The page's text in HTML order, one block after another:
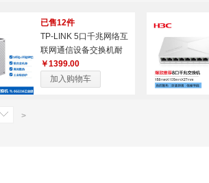
已售12件
TP-LINK 5口千兆网络互
联网通信设备交换机耐
高温抗干扰防尘端口TL-
SG2005工业级
￥1399.00
加入购物车
>